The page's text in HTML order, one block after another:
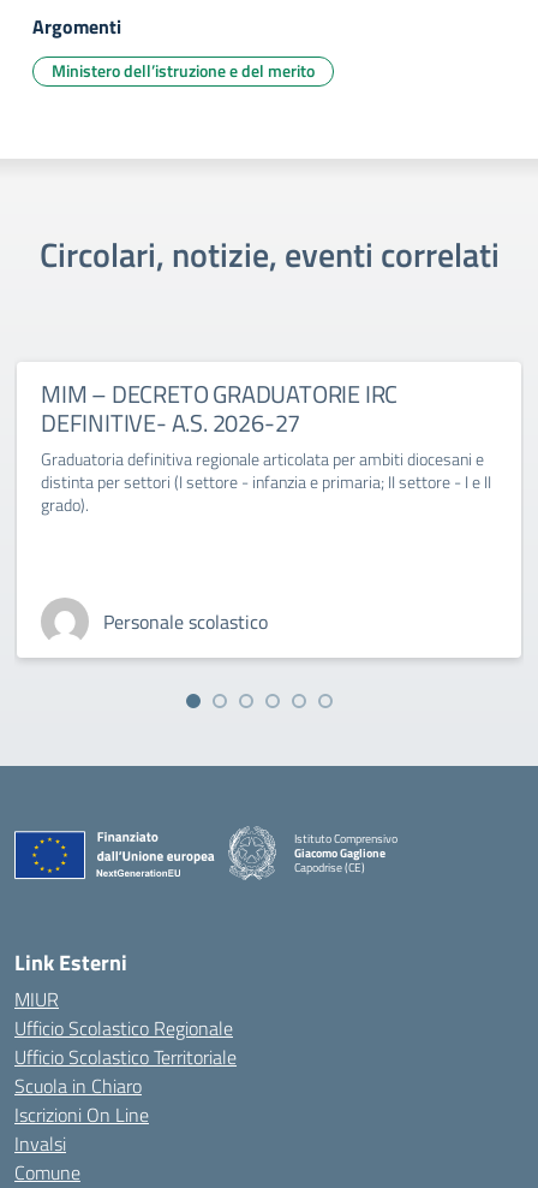
Argomenti
Ministero dell’istruzione e del merito
Circolari, notizie, eventi correlati
MIM – DECRETO GRADUATORIE IRC
DEFINITIVE- A.S. 2026-27
Graduatoria definitiva regionale articolata per ambiti diocesani e
distinta per settori (I settore - infanzia e primaria; II settore - I e II
grado).
Personale scolastico
Istituto Comprensivo
Giacomo Gaglione
Capodrise (CE)
— Visita la pagina iniziale della scuola
Link Esterni
MIUR
Ufficio Scolastico Regionale
Ufficio Scolastico Territoriale
Scuola in Chiaro
Iscrizioni On Line
Invalsi
Comune